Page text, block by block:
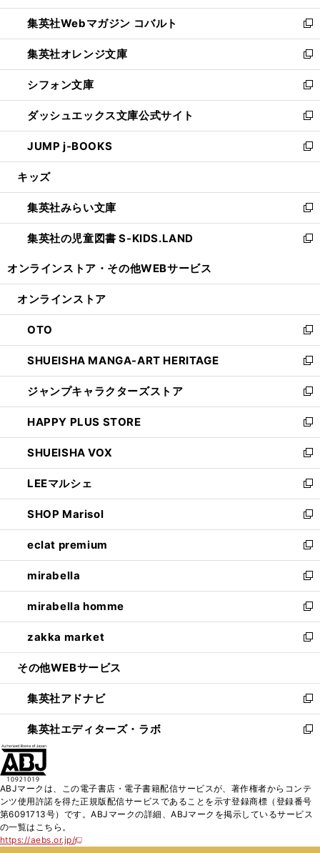
開
く
ウ
で
開
く
ン
ド
ウ
で
開
く
ウ
ィ
ン
ド
ウ
で
開
く
集英社Webマガジン コバルト
新
し
い
ウ
ィ
ン
ド
ウ
で
開
集英社オレンジ文庫
新
し
い
ウ
ィ
ン
ド
ウ
開
く
シフォン文庫
新
し
い
ウ
ィ
ン
ウ
で
開
く
ダッシュエックス文庫公式サイト
新
し
い
ウ
ン
ド
ウ
で
JUMP j-BOOKS
新
し
ウ
ィ
ン
ド
開
キッズ
集英社みらい文庫
新
し
い
ン
ウ
で
開
く
集英社の児童図書 S-KIDS.LAND
新
ウ
ン
ド
ウ
で
開
く
オンラインストア・ その他WEBサービス
オンラインストア
OTO
新
し
い
ウ
ィ
ン
ド
ウ
で
開
く
SHUEISHA MANGA-ART HERITAGE
新
し
い
ウ
ィ
ン
ド
ウ
で
開
く
ジャンプキャラクターズストア
新
し
い
ウ
ィ
ン
ド
ウ
で
開
く
HAPPY PLUS STORE
新
し
い
ウ
ィ
ン
ド
ウ
で
開
く
SHUEISHA VOX
新
し
い
ウ
ィ
ン
ド
ウ
で
開
く
LEEマルシェ
新
し
い
ウ
ィ
ン
ド
ウ
で
開
く
SHOP Marisol
新
し
い
ウ
ィ
ン
ド
ウ
で
開
eclat premium
新
し
い
ウ
ィ
ン
ド
ウ
開
く
mirabella
新
し
い
ウ
ィ
ン
ウ
で
開
く
mirabella homme
新
し
い
ウ
ン
ド
ウ
で
zakka market
新
し
ウ
ィ
ン
ド
く
その他WEBサービス
集英社アドナビ
新
し
い
ド
ウ
で
集英社エディターズ・ラボ
新
ィ
ン
ド
ABJマークは、この電子書店・電子書籍配信サービスが、著作権者からコンテ
ンツ使用許諾を得た正規版配信サービスであることを示す登録商標（登録番号
第6091713号）です。ABJマークの詳細、ABJマークを掲示しているサービス
の一覧はこちら。
https://aebs.or.jp/
新